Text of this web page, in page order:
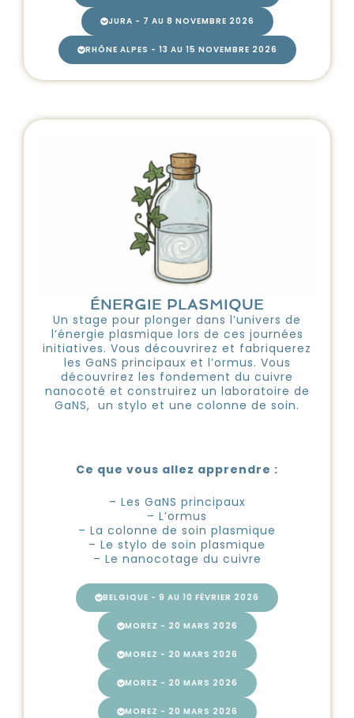
JURA - 7 AU 8 NOVEMBRE 2026
RHÔNE ALPES - 13 AU 15 NOVEMBRE 2026
ÉNERGIE PLASMIQUE
Un stage pour plonger dans l’univers de
l’énergie plasmique lors de ces journées
initiatives. Vous découvrirez et fabriquerez
les GaNS principaux et l’ormus. Vous
découvrirez les fondement du cuivre
nanocoté et construirez un laboratoire de
GaNS, un stylo et une colonne de soin.
Ce que vous allez apprendre :
– Les GaNS principaux
– L’ormus
– La colonne de soin plasmique
– Le stylo de soin plasmique
– Le nanocotage du cuivre
BELGIQUE - 9 AU 10 FÉVRIER 2026
MOREZ - 20 MARS 2026
MOREZ - 20 MARS 2026
MOREZ - 20 MARS 2026
MOREZ - 20 MARS 2026